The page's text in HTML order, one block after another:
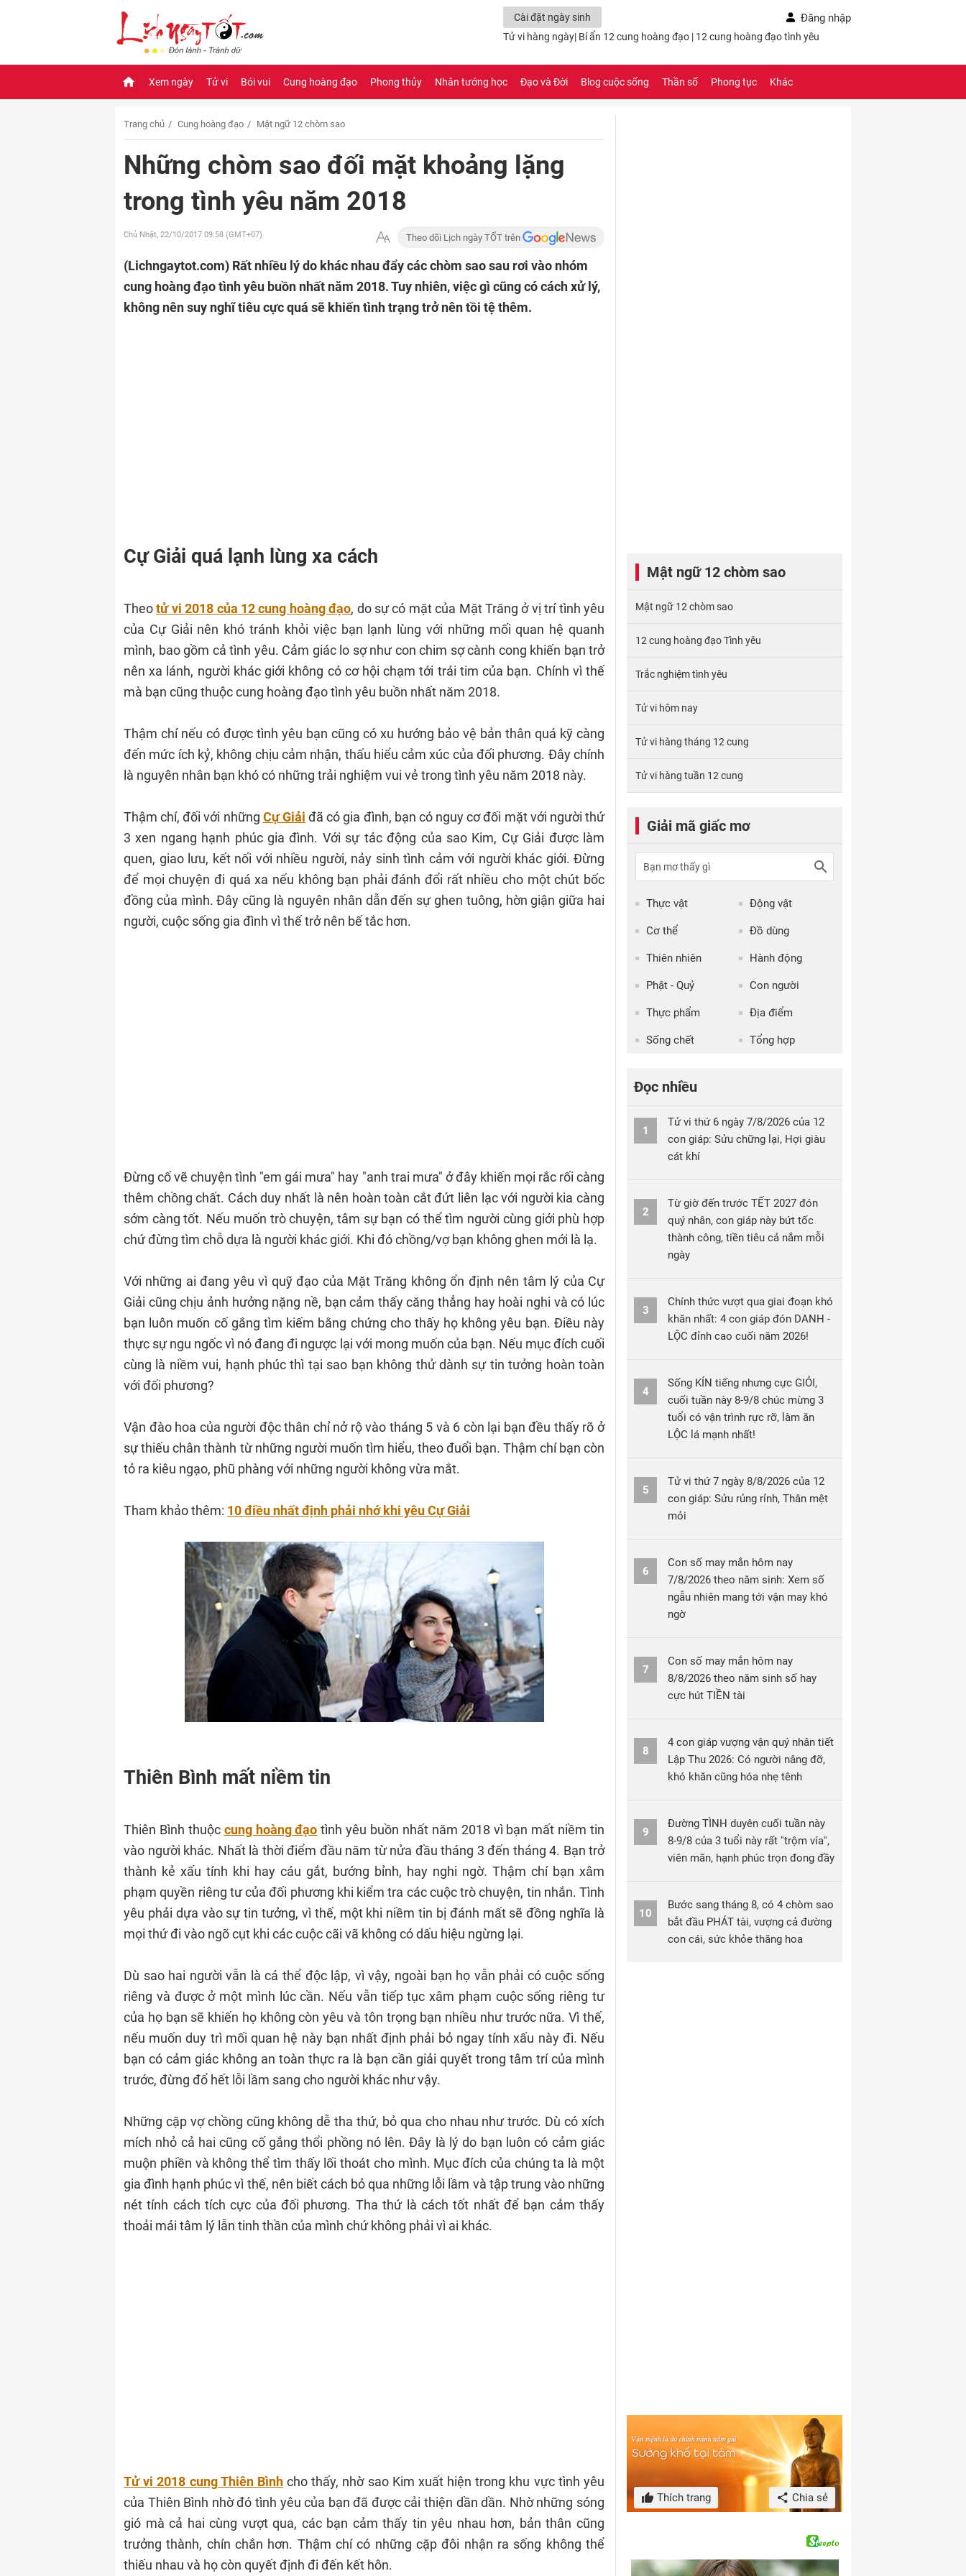
Cài đặt ngày sinh Đăng nhập
Tử vi hàng ngày| Bí ẩn 12 cung hoàng đạo | 12 cung hoàng đạo tình yêu
Xem ngày Tử vi Bói vui Cung hoàng đạo Phong thủy Nhân tướng học Đạo và Đời Blog cuộc sống Thần số Phong tục Khác
Trang chủ Cung hoàng đạo Mật ngữ 12 chòm sao
Những chòm sao đối mặt khoảng lặng
trong tình yêu năm 2018
Chủ Nhật, 22/10/2017 09:58 (GMT+07) Theo dõi Lịch ngày TỐT trên
(Lichngaytot.com) Rất nhiều lý do khác nhau đẩy các chòm sao sau rơi vào nhóm
cung hoàng đạo tình yêu buồn nhất năm 2018. Tuy nhiên, việc gì cũng có cách xử lý,
không nên suy nghĩ tiêu cực quá sẽ khiến tình trạng trở nên tồi tệ thêm.
Cự Giải quá lạnh lùng xa cách
Theotử vi 2018 của 12 cung hoàng đạo, do sự có mặt của Mặt Trăng ở vị trí tình yêu
của Cự Giải nên khó tránh khỏi việc bạn lạnh lùng với những mối quan hệ quanh
mình, bao gồm cả tình yêu. Cảm giác lo sợ như con chim sợ cành cong khiến bạn trở
nên xa lánh, người khác giới không có cơ hội chạm tới trái tim của bạn. Chính vì thế
mà bạn cũng thuộc cung hoàng đạo tình yêu buồn nhất năm 2018.
Thậm chí nếu có được tình yêu bạn cũng có xu hướng bảo vệ bản thân quá kỹ càng
đến mức ích kỷ, không chịu cảm nhận, thấu hiểu cảm xúc của đối phương. Đây chính
là nguyên nhân bạn khó có những trải nghiệm vui vẻ trong tình yêu năm 2018 này.
Thậm chí, đối với những Cự Giải đã có gia đình, bạn có nguy cơ đối mặt với người thứ
3 xen ngang hạnh phúc gia đình. Với sự tác động của sao Kim, Cự Giải được làm
quen, giao lưu, kết nối với nhiều người, nảy sinh tình cảm với người khác giới. Đừng
để mọi chuyện đi quá xa nếu không bạn phải đánh đổi rất nhiều cho một chút bốc
đồng của mình. Đây cũng là nguyên nhân dẫn đến sự ghen tuông, hờn giận giữa hai
người, cuộc sống gia đình vì thế trở nên bế tắc hơn.
Đừng cố vẽ chuyện tình "em gái mưa" hay "anh trai mưa" ở đây khiến mọi rắc rối càng
thêm chồng chất. Cách duy nhất là nên hoàn toàn cắt đứt liên lạc với người kia càng
sớm càng tốt. Nếu muốn trò chuyện, tâm sự bạn có thể tìm người cùng giới phù hợp
chứ đừng tìm chỗ dựa là người khác giới. Khi đó chồng/vợ bạn không ghen mới là lạ.
Với những ai đang yêu vì quỹ đạo của Mặt Trăng không ổn định nên tâm lý của Cự
Giải cũng chịu ảnh hưởng nặng nề, bạn cảm thấy căng thẳng hay hoài nghi và có lúc
bạn luôn muốn cố gắng tìm kiếm bằng chứng cho thấy họ không yêu bạn. Điều này
thực sự ngu ngốc vì nó đang đi ngược lại với mong muốn của bạn. Nếu mục đích cuối
cùng là niềm vui, hạnh phúc thì tại sao bạn không thử dành sự tin tưởng hoàn toàn
với đối phương?
Vận đào hoa của người độc thân chỉ nở rộ vào tháng 5 và 6 còn lại bạn đều thấy rõ ở
sự thiếu chân thành từ những người muốn tìm hiểu, theo đuổi bạn. Thậm chí bạn còn
tỏ ra kiêu ngạo, phũ phàng với những người không vừa mắt.
Tham khảo thêm: 10 điều nhất định phải nhớ khi yêu Cự Giải
Thiên Bình mất niềm tin
Thiên Bình thuộc cung hoàng đạo tình yêu buồn nhất năm 2018 vì bạn mất niềm tin
vào người khác. Nhất là thời điểm đầu năm từ nửa đầu tháng 3 đến tháng 4. Bạn trở
thành kẻ xấu tính khi hay cáu gắt, bướng bỉnh, hay nghi ngờ. Thậm chí bạn xâm
phạm quyền riêng tư của đối phương khi kiểm tra các cuộc trò chuyện, tin nhắn. Tình
yêu phải dựa vào sự tin tưởng, vì thế, một khi niềm tin bị đánh mất sẽ đồng nghĩa là
mọi thứ đi vào ngõ cụt khi các cuộc cãi vã không có dấu hiệu ngừng lại.
Dù sao hai người vẫn là cá thể độc lập, vì vậy, ngoài bạn họ vẫn phải có cuộc sống
riêng và được ở một mình lúc cần. Nếu vẫn tiếp tục xâm phạm cuộc sống riêng tư
của họ bạn sẽ khiến họ không còn yêu và tôn trọng bạn nhiều như trước nữa. Vì thế,
nếu muốn duy trì mối quan hệ này bạn nhất định phải bỏ ngay tính xấu này đi. Nếu
bạn có cảm giác không an toàn thực ra là bạn cần giải quyết trong tâm trí của mình
trước, đừng đổ hết lỗi lầm sang cho người khác như vậy.
Những cặp vợ chồng cũng không dễ tha thứ, bỏ qua cho nhau như trước. Dù có xích
mích nhỏ cả hai cũng cố gắng thổi phồng nó lên. Đây là lý do bạn luôn có cảm giác
muộn phiền và không thể tìm thấy lối thoát cho mình. Mục đích của chúng ta là một
gia đình hạnh phúc vì thế, nên biết cách bỏ qua những lỗi lầm và tập trung vào những
nét tính cách tích cực của đối phương. Tha thứ là cách tốt nhất để bạn cảm thấy
thoải mái tâm lý lẫn tinh thần của mình chứ không phải vì ai khác.
Tử vi 2018 cung Thiên Bìnhcho thấy, nhờ sao Kim xuất hiện trong khu vực tình yêu
của Thiên Bình nhờ đó tình yêu của bạn đã được cải thiện dần dần. Nhờ những sóng
gió mà cả hai cùng vượt qua, các bạn cảm thấy tin yêu nhau hơn, bản thân cũng
trưởng thành, chín chắn hơn. Thậm chí có những cặp đôi nhận ra sống không thể
thiếu nhau và họ còn quyết định đi đến kết hôn.
Mật ngữ 12 chòm sao
Mật ngữ 12 chòm sao
12 cung hoàng đạo Tình yêu
Trắc nghiệm tình yêu
Tử vi hôm nay
Tử vi hàng tháng 12 cung
Tử vi hàng tuần 12 cung
Giải mã giấc mơ
Thực vật Động vật
Cơ thể Đồ dùng
Thiên nhiên Hành động
Phật - Quỷ Con người
Thực phẩm Địa điểm
Sống chết Tổng hợp
Đọc nhiều
1
Tử vi thứ 6 ngày 7/8/2026 của 12
con giáp: Sửu chững lại, Hợi giàu
cát khí
2
Từ giờ đến trước TẾT 2027 đón
quý nhân, con giáp này bứt tốc
thành công, tiền tiêu cả nắm mỗi
ngày
3
Chính thức vượt qua giai đoạn khó
khăn nhất: 4 con giáp đón DANH -
LỘC đỉnh cao cuối năm 2026!
4
Sống KÍN tiếng nhưng cực GIỎI,
cuối tuần này 8-9/8 chúc mừng 3
tuổi có vận trình rực rỡ, làm ăn
LỘC lá mạnh nhất!
5
Tử vi thứ 7 ngày 8/8/2026 của 12
con giáp: Sửu rủng rỉnh, Thân mệt
mỏi
6
Con số may mắn hôm nay
7/8/2026 theo năm sinh: Xem số
ngẫu nhiên mang tới vận may khó
ngờ
7
Con số may mắn hôm nay
8/8/2026 theo năm sinh số hay
cực hút TIỀN tài
8
4 con giáp vượng vận quý nhân tiết
Lập Thu 2026: Có người nâng đỡ,
khó khăn cũng hóa nhẹ tênh
9
Đường TÌNH duyên cuối tuần này
8-9/8 của 3 tuổi này rất ''trộm vía'',
viên mãn, hạnh phúc trọn đong đầy
10
Bước sang tháng 8, có 4 chòm sao
bắt đầu PHÁT tài, vượng cả đường
con cái, sức khỏe thăng hoa
Thích trang Chia sẻ